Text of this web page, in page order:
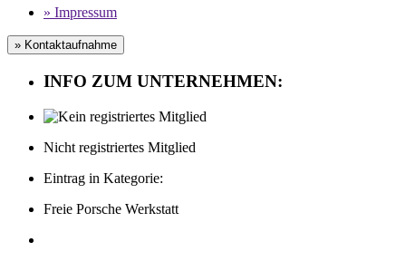
» Impressum
» Kontaktaufnahme
INFO ZUM UNTERNEHMEN:
Nicht registriertes Mitglied
Eintrag in Kategorie:
Freie Porsche Werkstatt